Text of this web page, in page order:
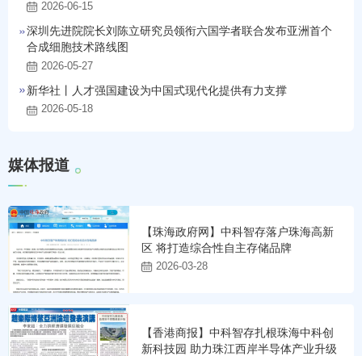
2026-06-15
深圳先进院院长刘陈立研究员领衔六国学者联合发布亚洲首个
合成细胞技术路线图
2026-05-27
新华社丨人才强国建设为中国式现代化提供有力支撑
2026-05-18
媒体报道
【珠海政府网】中科智存落户珠海高新
区 将打造综合性自主存储品牌
2026-03-28
【香港商报】中科智存扎根珠海中科创
新科技园 助力珠江西岸半导体产业升级